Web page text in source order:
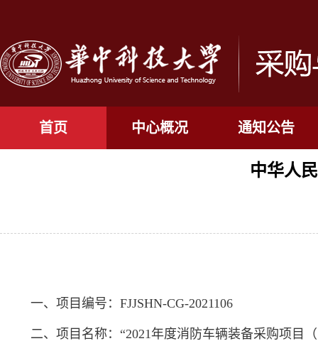
首页 中心概况 通知公告
中华人
一、项目编号：FJJSHN-CG-2021106
二、项目名称：“2021年度消防车辆装备采购项目